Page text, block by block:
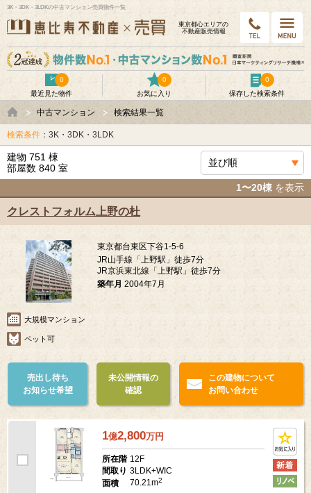
3K・3DK・3LDKの中古マンション売買物件一覧
東京都⼼エリアの
不動産販売情報
最近見た物件
0
お気に入り
0
保存した検索条件
0
中古マンション 検索結果一覧
検索条件 ：3K・3DK・3LDK
建物 751 棟
部屋数 840 室
1〜20棟 を表示
クレストフォルム上野の杜
東京都台東区下谷1-5-6
JR山手線「上野駅」徒歩7分
JR京浜東北線「上野駅」徒歩7分
築年月 2004年7月
大規模マンション
ペット可
売出し待ち
お知らせ希望
未公開情報の
確認
この建物について
お問い合わせ
1億2,800万円
所在階 12F
間取り 3LDK+WIC
面積
70.21m2